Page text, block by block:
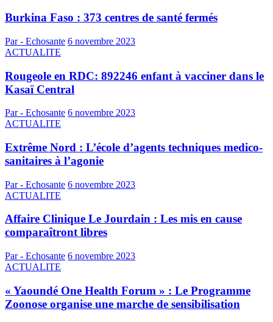
Burkina Faso : 373 centres de santé fermés
Par - Echosante 6 novembre 2023
ACTUALITE
Rougeole en RDC: 892246 enfant à vacciner dans le
Kasaï Central
Par - Echosante 6 novembre 2023
ACTUALITE
Extrême Nord : L’école d’agents techniques medico-
sanitaires à l’agonie
Par - Echosante 6 novembre 2023
ACTUALITE
Affaire Clinique Le Jourdain : Les mis en cause
comparaîtront libres
Par - Echosante 6 novembre 2023
ACTUALITE
« Yaoundé One Health Forum » : Le Programme
Zoonose organise une marche de sensibilisation